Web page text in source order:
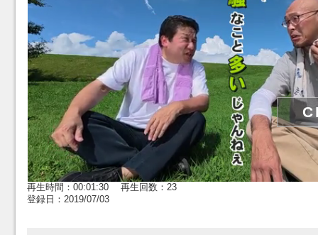
再生時間：00:01:30 再生回数：23
登録日：2019/07/03